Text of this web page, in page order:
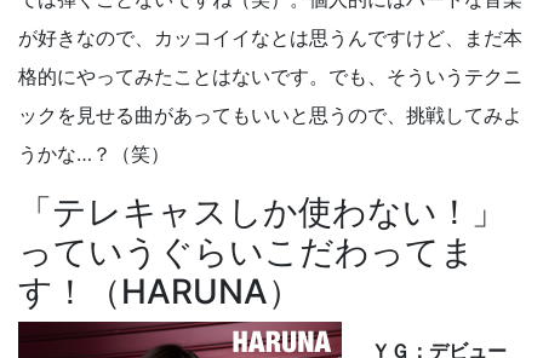
が好きなので、カッコイイなとは思うんですけど、まだ本
格的にやってみたことはないです。でも、そういうテクニ
ックを見せる曲があってもいいと思うので、挑戦してみよ
うかな…？（笑）
「テレキャスしか使わない！」
っていうぐらいこだわってま
す！（HARUNA）
ＹＧ：デビュー